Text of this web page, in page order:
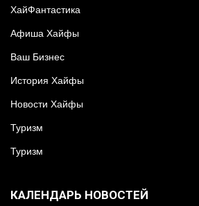
XайФантастика
Афиша Хайфы
Ваш Бизнес
История Хайфы
Новости Хайфы
Туризм
Туризм
КАЛЕНДАРЬ НОВОСТЕЙ